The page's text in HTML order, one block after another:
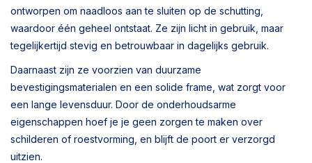
ontworpen om naadloos aan te sluiten op de schutting,
waardoor één geheel ontstaat. Ze zijn licht in gebruik, maar
tegelijkertijd stevig en betrouwbaar in dagelijks gebruik.
Daarnaast zijn ze voorzien van duurzame
bevestigingsmaterialen en een solide frame, wat zorgt voor
een lange levensduur. Door de onderhoudsarme
eigenschappen hoef je je geen zorgen te maken over
schilderen of roestvorming, en blijft de poort er verzorgd
uitzien.